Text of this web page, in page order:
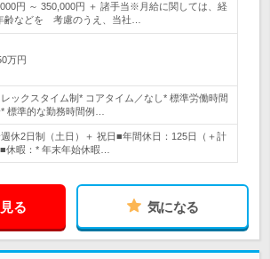
円 ～ 350,000円 ＋ 諸手当※月給に関しては、経
齢などを 考慮のうえ、当社…
万円
ックスタイム制* コアタイム／なし* 標準労働時間
標準的な勤務時間例…
休2日制（土日）＋ 祝日■年間休日：125日（＋計
休暇：* 年末年始休暇…
る 気になる